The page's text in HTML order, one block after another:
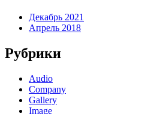
Декабрь 2021
Апрель 2018
Рубрики
Audio
Company
Gallery
Image